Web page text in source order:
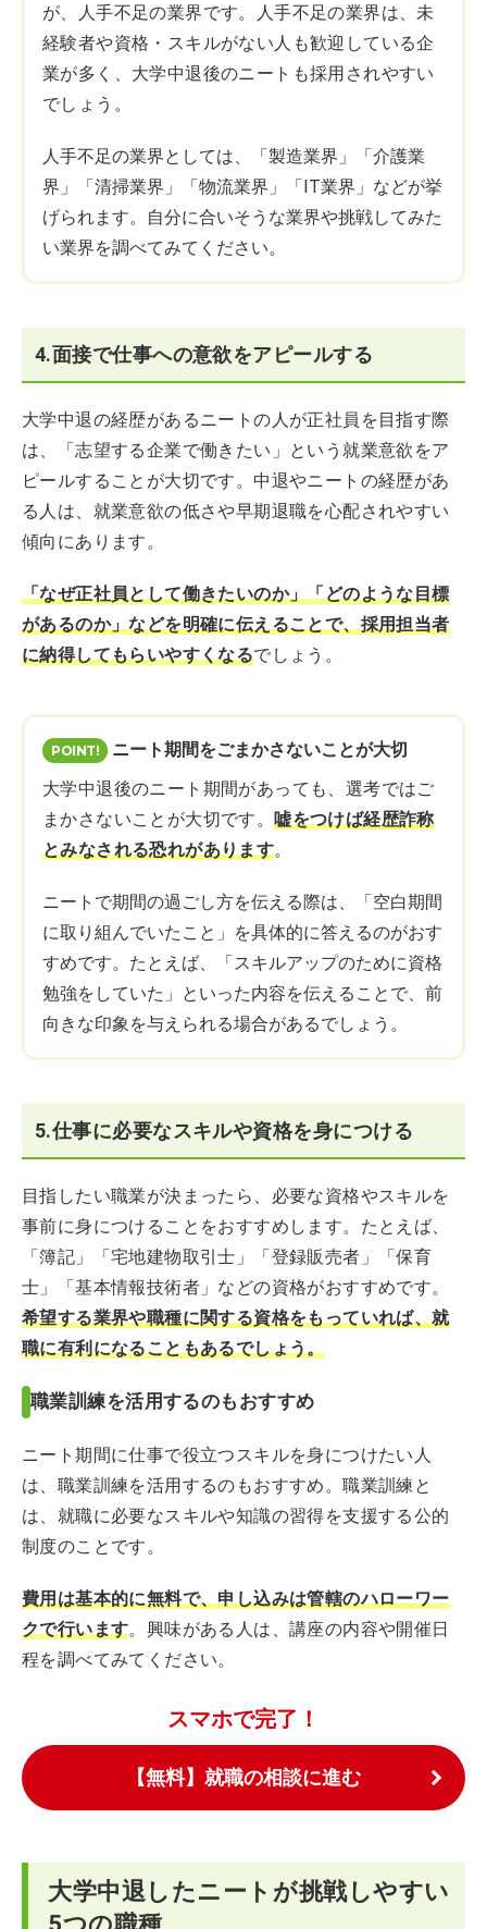
が、人手不足の業界です。人手不足の業界は、未
経験者や資格・スキルがない人も歓迎している企
業が多く、大学中退後のニートも採用されやすい
でしょう。
人手不足の業界としては、「製造業界」「介護業
界」「清掃業界」「物流業界」「IT業界」などが挙
げられます。自分に合いそうな業界や挑戦してみた
い業界を調べてみてください。
4.面接で仕事への意欲をアピールする
大学中退の経歴があるニートの人が正社員を目指す際
は、「志望する企業で働きたい」という就業意欲をア
ピールすることが大切です。中退やニートの経歴があ
る人は、就業意欲の低さや早期退職を心配されやすい
傾向にあります。
「なぜ正社員として働きたいのか」「どのような目標
があるのか」などを明確に伝えることで、採用担当者
に納得してもらいやすくなるでしょう。
ニート期間をごまかさないことが大切
大学中退後のニート期間があっても、選考ではご
まかさないことが大切です。嘘をつけば経歴詐称
とみなされる恐れがあります。
ニートで期間の過ごし方を伝える際は、「空白期間
に取り組んでいたこと」を具体的に答えるのがおす
すめです。たとえば、「スキルアップのために資格
勉強をしていた」といった内容を伝えることで、前
向きな印象を与えられる場合があるでしょう。
5.仕事に必要なスキルや資格を身につける
目指したい職業が決まったら、必要な資格やスキルを
事前に身につけることをおすすめします。たとえば、
「簿記」「宅地建物取引士」「登録販売者」「保育
士」「基本情報技術者」などの資格がおすすめです。
希望する業界や職種に関する資格をもっていれば、就
職に有利になることもあるでしょう。
職業訓練を活用するのもおすすめ
ニート期間に仕事で役立つスキルを身につけたい人
は、職業訓練を活用するのもおすすめ。職業訓練と
は、就職に必要なスキルや知識の習得を支援する公的
制度のことです。
費用は基本的に無料で、申し込みは管轄のハローワー
クで行います。興味がある人は、講座の内容や開催日
程を調べてみてください。
スマホで完了！
【無料】就職の相談に進む
大学中退したニートが挑戦しやすい